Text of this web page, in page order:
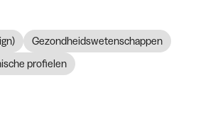
Gezondheidswetenschappen
profielen